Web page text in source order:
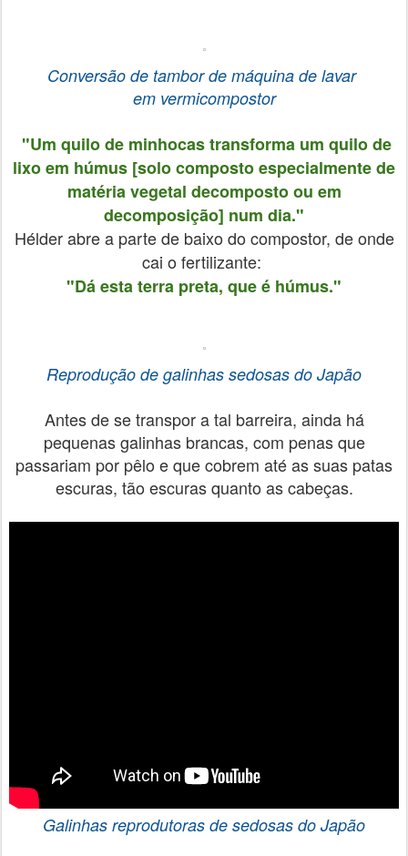
Conversão de tambor de máquina de lavar
em vermicompostor
"Um quilo de minhocas transforma um quilo de
lixo em húmus [solo composto especialmente de
matéria vegetal decomposto ou em
decomposição] num dia."
Hélder abre a parte de baixo do compostor, de onde
cai o fertilizante:
"Dá esta terra preta, que é húmus."
Reprodução de galinhas sedosas do Japão
Antes de se transpor a tal barreira, ainda há
pequenas galinhas brancas, com penas que
passariam por pêlo e que cobrem até as suas patas
escuras, tão escuras quanto as cabeças.
Galinhas reprodutoras de sedosas do Japão